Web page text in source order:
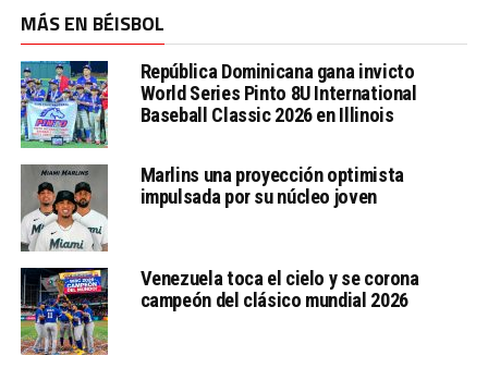
MÁS EN BÉISBOL
República Dominicana gana invicto
World Series Pinto 8U International
Baseball Classic 2026 en Illinois
Marlins una proyección optimista
impulsada por su núcleo joven
Venezuela toca el cielo y se corona
campeón del clásico mundial 2026